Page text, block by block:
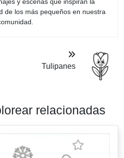
y escenas que inspiran la
de los más pequeños en nuestra
Tulipanes
relacionadas